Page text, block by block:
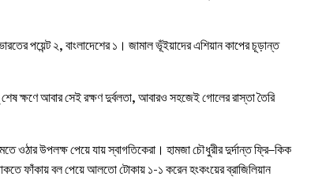
পয়েন্ট ২, বাংলাদেশের ১। জামাল ভূঁইয়াদের এশিয়ান কাপের চূড়ান্ত
ক্ষণে আবার সেই রক্ষণ দুর্বলতা, আবারও সহজেই গোলের রাস্তা তৈরি
ওঠার উপলক্ষ পেয়ে যায় স্বাগতিকেরা। হামজা চৌধুরীর দুর্দান্ত ফ্রি–কিক
ফাঁকায় বল পেয়ে আলতো টোকায় ১-১ করেন হংকংয়ের ব্রাজিলিয়ান